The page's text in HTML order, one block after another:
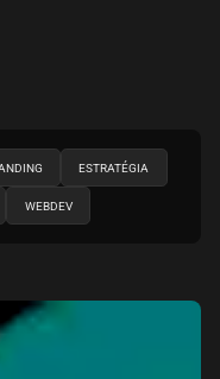
ESTRATÉGIA
WEBDEV